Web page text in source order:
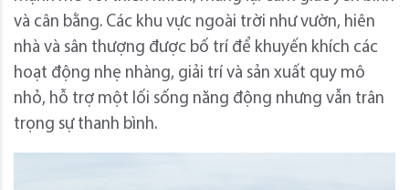
và cân bằng. Các khu vực ngoài trời như vườn, hiên
nhà và sân thượng được bố trí để khuyến khích các
hoạt động nhẹ nhàng, giải trí và sản xuất quy mô
nhỏ, hỗ trợ một lối sống năng động nhưng vẫn trân
trọng sự thanh bình.